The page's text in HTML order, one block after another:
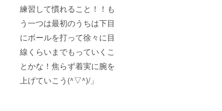
練習して慣れること！！も
う一つは最初のうちは下目
にボールを打って徐々に目
線くらいまでもっていくこ
とかな！焦らず着実に腕を
上げていこう(^▽^)/」